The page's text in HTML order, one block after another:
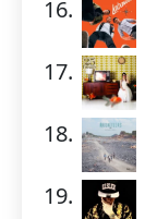
16.
17.
18.
19.